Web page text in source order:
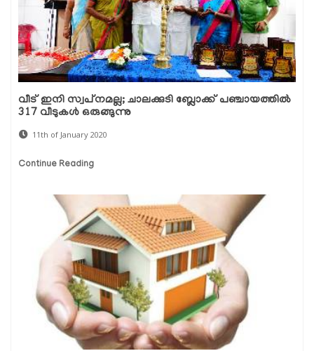
വീട് ഇനി സ്വപ്‌നമല്ല; ചാലക്കുടി ബ്ലോക്ക് പഞ്ചായത്തില്‍
317 വീടുകള്‍ ഒരുങ്ങുന്നു
11th of January 2020
Continue Reading